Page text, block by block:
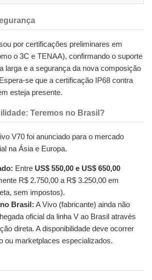
por certificações preliminares em
o 3C e TENAA), confirmando o suporte
larga e a segurança da nova composição
se que a certificação IP68 contra
esteja presente.
Teremos no Brasil?
V70 foi anunciado para o mercado
na Ásia e Europa.
Entre US$ 550,00 e US$ 650,00
R$ 2.750,00 a R$ 3.250,00 em
sem impostos).
Brasil: A Vivo (fabricante) ainda não
oficial da linha V ao Brasil através
direta. A disponibilidade deve ocorrer
ou marketplaces especializados.